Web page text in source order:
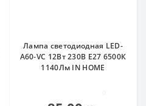
Лампа светодиодная LED-
A60-VC 12Вт 230В Е27 6500К
1140Лм IN HOME